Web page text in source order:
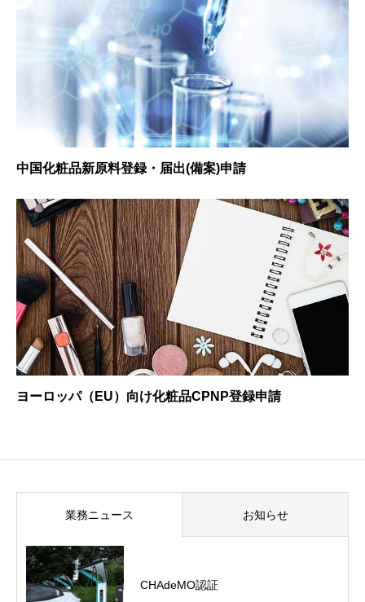
中国化粧品新原料登録・届出(備案)申請
ヨーロッパ（EU）向け化粧品CPNP登録申請
業務ニュース お知らせ
CHAdeMO認証